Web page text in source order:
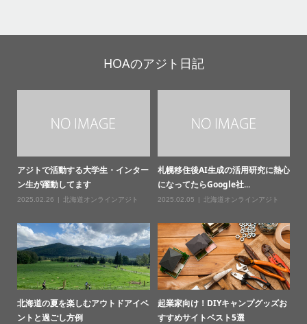
HOAのアジト日記
アジトで活動する大学生・インター
ン生が躍動してます
2025.02.26 北海道オンラインアジト
札幌移住後AI生成の活用研究に熱心
になってたらGoogle社...
2025.02.05 北海道オンラインアジト
北海道の夏を楽しむアウトドアイベ
ントと過ごし方例
起業家向け！DIYキャンプグッズお
すすめサイトベスト5選